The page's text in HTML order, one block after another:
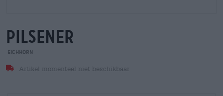
Pilsener
Eichhorn
Artikel momenteel niet beschikbaar